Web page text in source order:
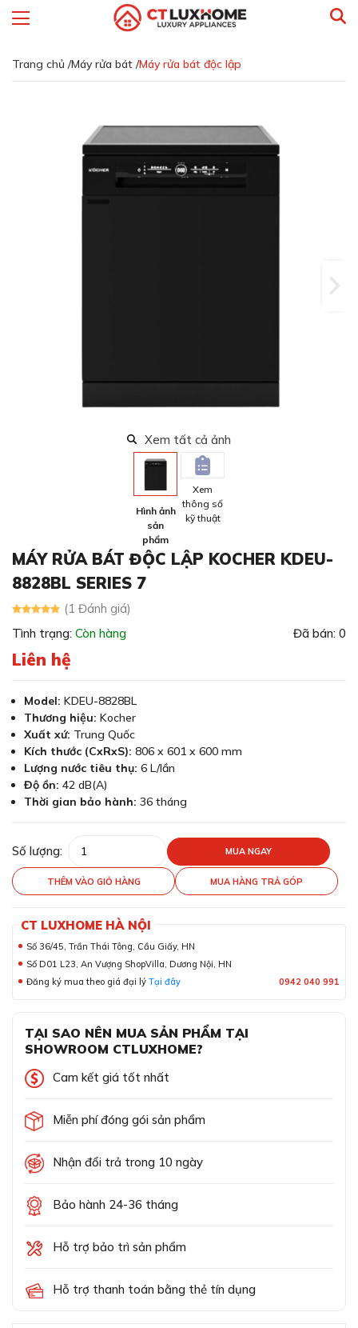
Trang chủ /Máy rửa bát /Máy rửa bát độc lập
Xem tất cả ảnh
Hình ảnh
sản
phẩm
Xem
thông số
kỹ thuật
MÁY RỬA BÁT ĐỘC LẬP KOCHER KDEU-
8828BL SERIES 7
(1 Đánh giá)
Tình trạng: Còn hàng Đã bán: 0
Liên hệ
Model: KDEU-8828BL
Thương hiệu: Kocher
Xuất xứ: Trung Quốc
Kích thước (CxRxS): 806 x 601 x 600 mm
Lượng nước tiêu thụ: 6 L/lần
Độ ồn: 42 dB(A)
Thời gian bảo hành: 36 tháng
Số lượng: MUA NGAY
THÊM VÀO GIỎ HÀNG MUA HÀNG TRẢ GÓP
CT LUXHOME HÀ NỘI
Số 36/45, Trần Thái Tông, Cầu Giấy, HN
Số D01 L23, An Vượng ShopVilla, Dương Nội, HN
Đăng ký mua theo giá đại lý Tại đây 0942 040 991
TẠI SAO NÊN MUA SẢN PHẨM TẠI
SHOWROOM CTLUXHOME?
Cam kết giá tốt nhất
Miễn phí đóng gói sản phẩm
Nhận đổi trả trong 10 ngày
Bảo hành 24-36 tháng
Hỗ trợ bảo trì sản phẩm
Hỗ trợ thanh toán bằng thẻ tín dụng